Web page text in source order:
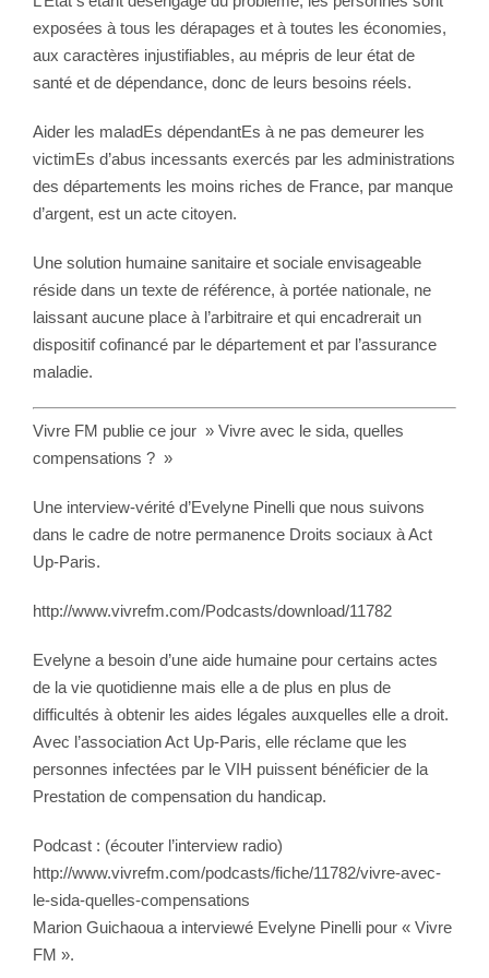
exposées à tous les dérapages et à toutes les économies,
aux caractères injustifiables, au mépris de leur état de
santé et de dépendance, donc de leurs besoins réels.
Aider les maladEs dépendantEs à ne pas demeurer les
victimEs d’abus incessants exercés par les administrations
des départements les moins riches de France, par manque
d’argent, est un acte citoyen.
Une solution humaine sanitaire et sociale envisageable
réside dans un texte de référence, à portée nationale, ne
laissant aucune place à l’arbitraire et qui encadrerait un
dispositif cofinancé par le département et par l’assurance
maladie.
Vivre FM publie ce jour » Vivre avec le sida, quelles
compensations ? »
Une interview-vérité d’Evelyne Pinelli que nous suivons
dans le cadre de notre permanence Droits sociaux à Act
Up-Paris.
http://www.vivrefm.com/Podcasts/download/11782
Evelyne a besoin d’une aide humaine pour certains actes
de la vie quotidienne mais elle a de plus en plus de
difficultés à obtenir les aides légales auxquelles elle a droit.
Avec l’association Act Up-Paris, elle réclame que les
personnes infectées par le VIH puissent bénéficier de la
Prestation de compensation du handicap.
Podcast : (écouter l’interview radio)
http://www.vivrefm.com/podcasts/fiche/11782/vivre-avec-
le-sida-quelles-compensations
Marion Guichaoua a interviewé Evelyne Pinelli pour « Vivre
FM ».